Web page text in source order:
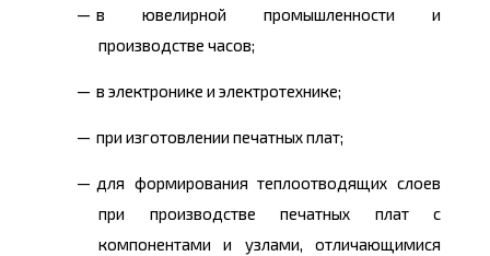
в ювелирной промышленности и
производстве часов;
в электронике и электротехнике;
при изготовлении печатных плат;
для формирования теплоотводящих слоев
при производстве печатных плат с
компонентами и узлами, отличающимися